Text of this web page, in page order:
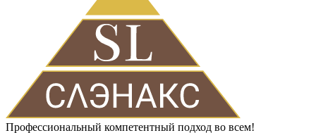
Профессиональный компетентный подход во всем!